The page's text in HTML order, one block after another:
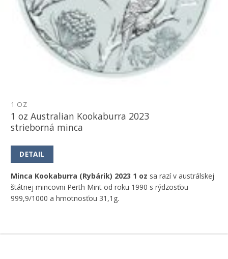
1 OZ
1 oz Australian Kookaburra 2023
strieborná minca
DETAIL
Minca Kookaburra (Rybárik) 2023 1 oz sa razí v austrálskej
štátnej mincovni Perth Mint od roku 1990 s rýdzosťou
999,9/1000 a hmotnosťou 31,1g.